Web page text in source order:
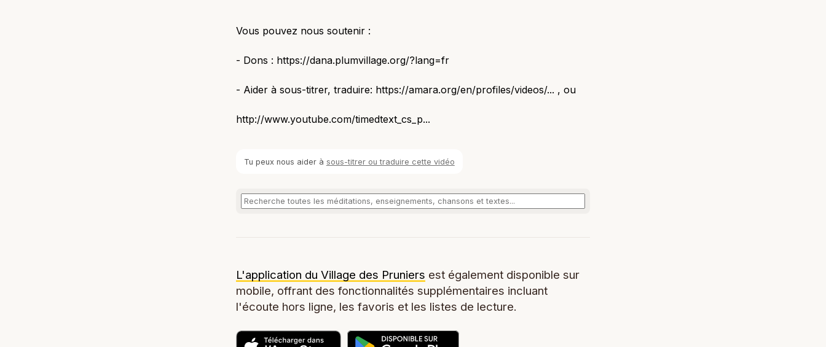
Vous pouvez nous soutenir :
- Dons : https://dana.plumvillage.org/?lang=fr
- Aider à sous-titrer, traduire: https://amara.org/en/profiles/videos/... , ou
http://www.youtube.com/timedtext_cs_p...
Tu peux nous aider à sous-titrer ou traduire cette vidéo
L'application du Village des Pruniers est également disponible sur
mobile, offrant des fonctionnalités supplémentaires incluant
l'écoute hors ligne, les favoris et les listes de lecture.